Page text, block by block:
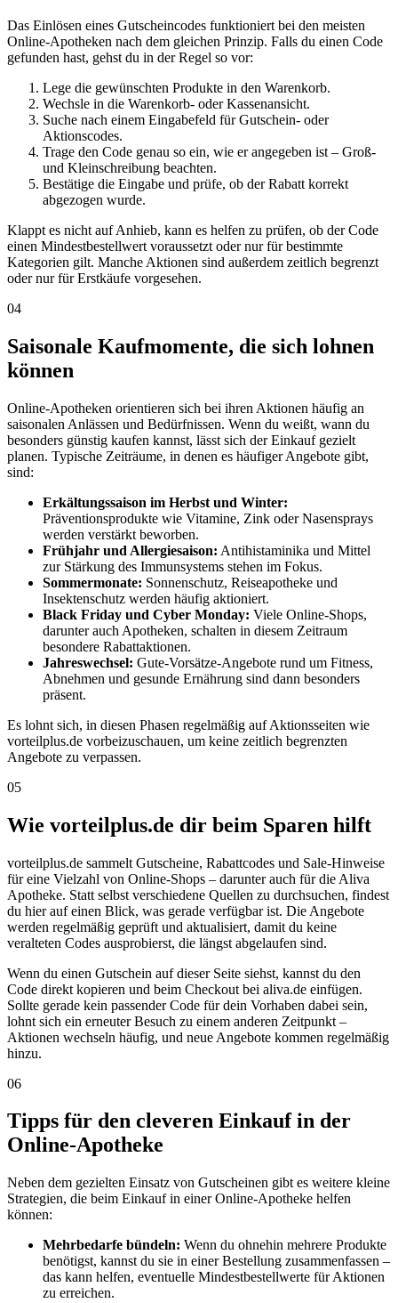
Das Einlösen eines Gutscheincodes funktioniert bei den meisten
Online-Apotheken nach dem gleichen Prinzip. Falls du einen Code
gefunden hast, gehst du in der Regel so vor:
Lege die gewünschten Produkte in den Warenkorb.
Wechsle in die Warenkorb- oder Kassenansicht.
Suche nach einem Eingabefeld für Gutschein- oder
Aktionscodes.
Trage den Code genau so ein, wie er angegeben ist – Groß-
und Kleinschreibung beachten.
Bestätige die Eingabe und prüfe, ob der Rabatt korrekt
abgezogen wurde.
Klappt es nicht auf Anhieb, kann es helfen zu prüfen, ob der Code
einen Mindestbestellwert voraussetzt oder nur für bestimmte
Kategorien gilt. Manche Aktionen sind außerdem zeitlich begrenzt
oder nur für Erstkäufe vorgesehen.
04
Saisonale Kaufmomente, die sich lohnen
können
Online-Apotheken orientieren sich bei ihren Aktionen häufig an
saisonalen Anlässen und Bedürfnissen. Wenn du weißt, wann du
besonders günstig kaufen kannst, lässt sich der Einkauf gezielt
planen. Typische Zeiträume, in denen es häufiger Angebote gibt,
sind:
Erkältungssaison im Herbst und Winter:
Präventionsprodukte wie Vitamine, Zink oder Nasensprays
werden verstärkt beworben.
Frühjahr und Allergiesaison: Antihistaminika und Mittel
zur Stärkung des Immunsystems stehen im Fokus.
Sommermonate: Sonnenschutz, Reiseapotheke und
Insektenschutz werden häufig aktioniert.
Black Friday und Cyber Monday: Viele Online-Shops,
darunter auch Apotheken, schalten in diesem Zeitraum
besondere Rabattaktionen.
Jahreswechsel: Gute-Vorsätze-Angebote rund um Fitness,
Abnehmen und gesunde Ernährung sind dann besonders
präsent.
Es lohnt sich, in diesen Phasen regelmäßig auf Aktionsseiten wie
vorteilplus.de vorbeizuschauen, um keine zeitlich begrenzten
Angebote zu verpassen.
05
Wie vorteilplus.de dir beim Sparen hilft
vorteilplus.de sammelt Gutscheine, Rabattcodes und Sale-Hinweise
für eine Vielzahl von Online-Shops – darunter auch für die Aliva
Apotheke. Statt selbst verschiedene Quellen zu durchsuchen, findest
du hier auf einen Blick, was gerade verfügbar ist. Die Angebote
werden regelmäßig geprüft und aktualisiert, damit du keine
veralteten Codes ausprobierst, die längst abgelaufen sind.
Wenn du einen Gutschein auf dieser Seite siehst, kannst du den
Code direkt kopieren und beim Checkout bei aliva.de einfügen.
Sollte gerade kein passender Code für dein Vorhaben dabei sein,
lohnt sich ein erneuter Besuch zu einem anderen Zeitpunkt –
Aktionen wechseln häufig, und neue Angebote kommen regelmäßig
hinzu.
06
Tipps für den cleveren Einkauf in der
Online-Apotheke
Neben dem gezielten Einsatz von Gutscheinen gibt es weitere kleine
Strategien, die beim Einkauf in einer Online-Apotheke helfen
können:
Mehrbedarfe bündeln: Wenn du ohnehin mehrere Produkte
benötigst, kannst du sie in einer Bestellung zusammenfassen –
das kann helfen, eventuelle Mindestbestellwerte für Aktionen
zu erreichen.